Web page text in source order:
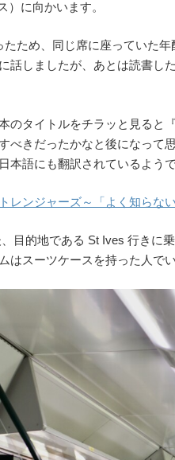
）に向かいます。
たため、同じ席に座っていた
話しましたが、あとは読書し
のタイトルをチラッと見ると
べきだったかなと後になって
本語にも翻訳されているようで
レンジャーズ～「よく知らな
目的地である St Ives 行きに
はスーツケースを持った人で